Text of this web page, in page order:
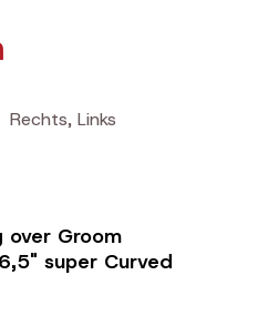
Rechts, Links
Groom
super Curved